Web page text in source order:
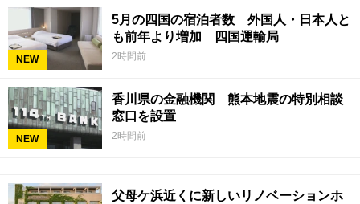
NEW
5月の四国の宿泊者数 外国人・日本人と
も前年より増加 四国運輸局
2時間前
NEW
香川県の金融機関 熊本地震の特別相談
窓口を設置
2時間前
父母ケ浜近くに新しいリノベーションホ